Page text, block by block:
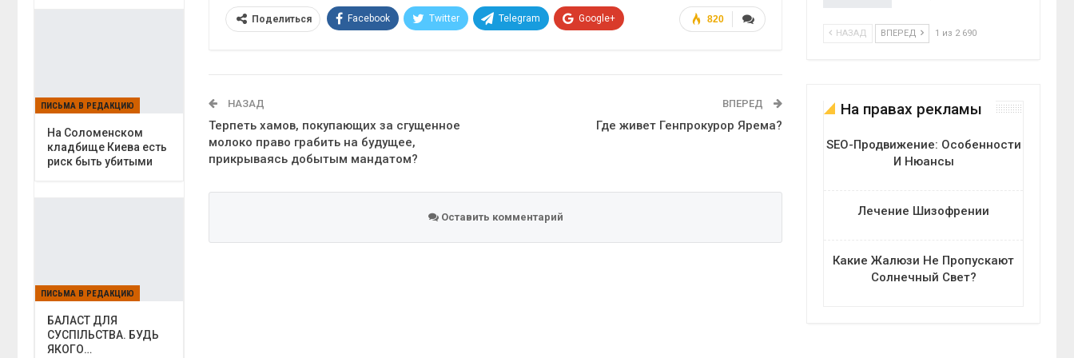
820
Поделиться Facebook Twitter Telegram Google+
НАЗАД
Терпеть хамов, покупающих за сгущенное
молоко право грабить на будущее,
прикрываясь добытым мандатом?
ВПЕРЕД
Где живет Генпрокурор Ярема?
Оставить комментарий
НАЗАД ВПЕРЕД 1 из 2 690
На правах рекламы
SEO-Продвижение: Особенности
И Нюансы
Лечение Шизофрении
Какие Жалюзи Не Пропускают
Солнечный Свет?
ПИСЬМА В РЕДАКЦИЮ
На Соломенском
кладбище Киева есть
риск быть убитыми
ПИСЬМА В РЕДАКЦИЮ
БАЛАСТ ДЛЯ
СУСПІЛЬСТВА. БУДЬ
ЯКОГО…